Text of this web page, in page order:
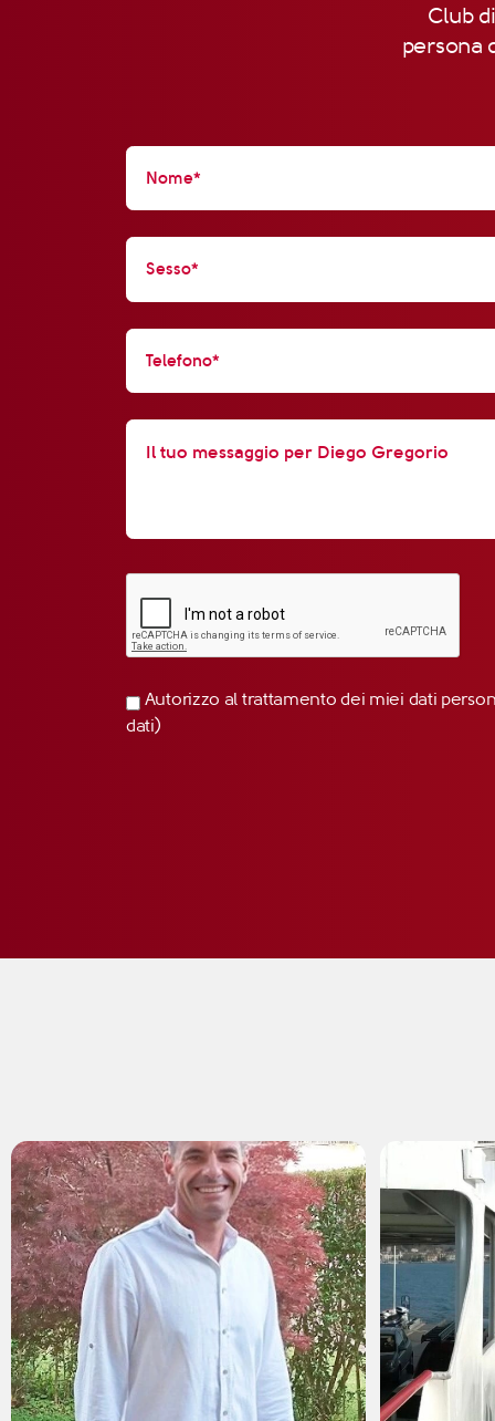
Club
persona
Autorizzo al trattamento dei miei dati
dati)